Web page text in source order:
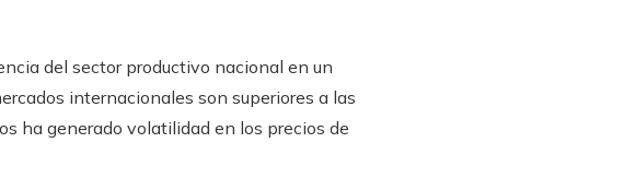
del sector productivo nacional en un
internacionales son superiores a las
ha generado volatilidad en los precios de